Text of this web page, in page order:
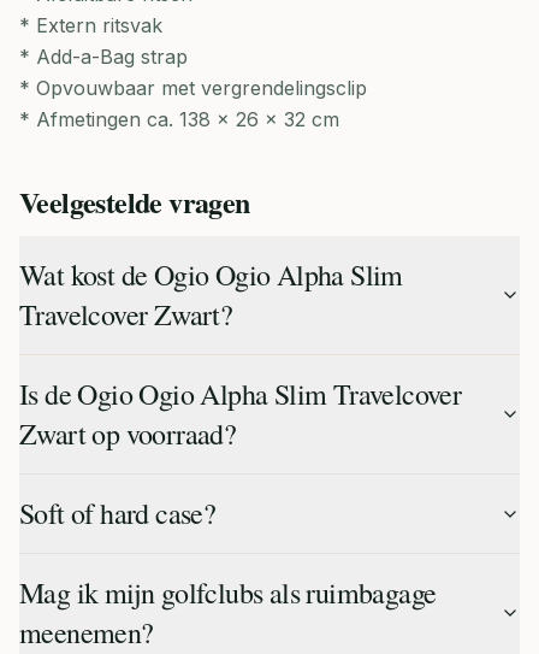
* Extern ritsvak
* Add-a-Bag strap
* Opvouwbaar met vergrendelingsclip
* Afmetingen ca. 138 × 26 × 32 cm
Veelgestelde vragen
Wat kost de Ogio Ogio Alpha Slim
Travelcover Zwart?
Is de Ogio Ogio Alpha Slim Travelcover
Zwart op voorraad?
Soft of hard case?
Mag ik mijn golfclubs als ruimbagage
meenemen?